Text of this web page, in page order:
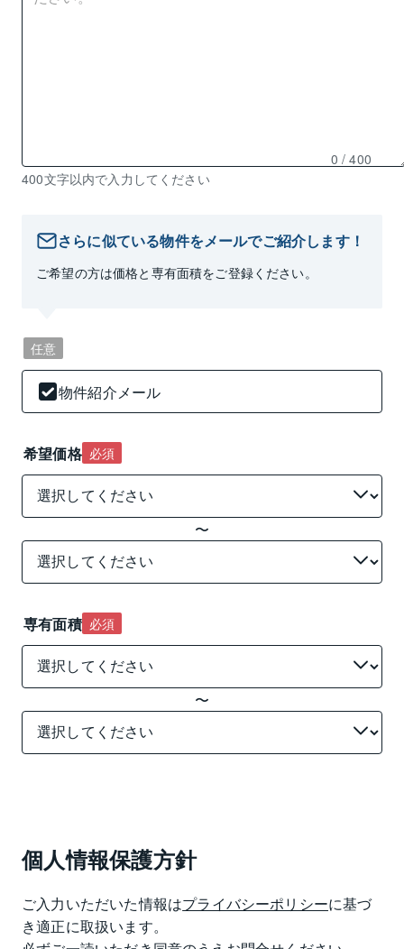
残
能
0 / 400
400文字以内で入力してください
さらに似ている物件をメールでご紹介します！
ご希望の方は価格と専有面積をご登録ください。
任意
物件紹介メール
希望価格 必須
〜
専有面積 必須
〜
個人情報保護方針
ご入力いただいた情報はプライバシーポリシーに基づ
き適正に取扱います。